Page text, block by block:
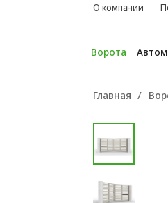
О компании
Ворота
Главная